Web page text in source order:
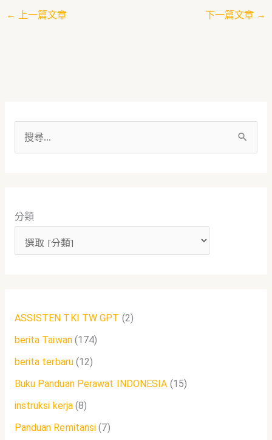
← 上一篇文章 下一篇文章 →
字
分類
ASSISTEN TKI TW GPT (2)
berita Taiwan(174)
berita terbaru(12)
Buku Panduan Perawat INDONESIA (15)
instruksi kerja (8)
Panduan Remitansi (7)